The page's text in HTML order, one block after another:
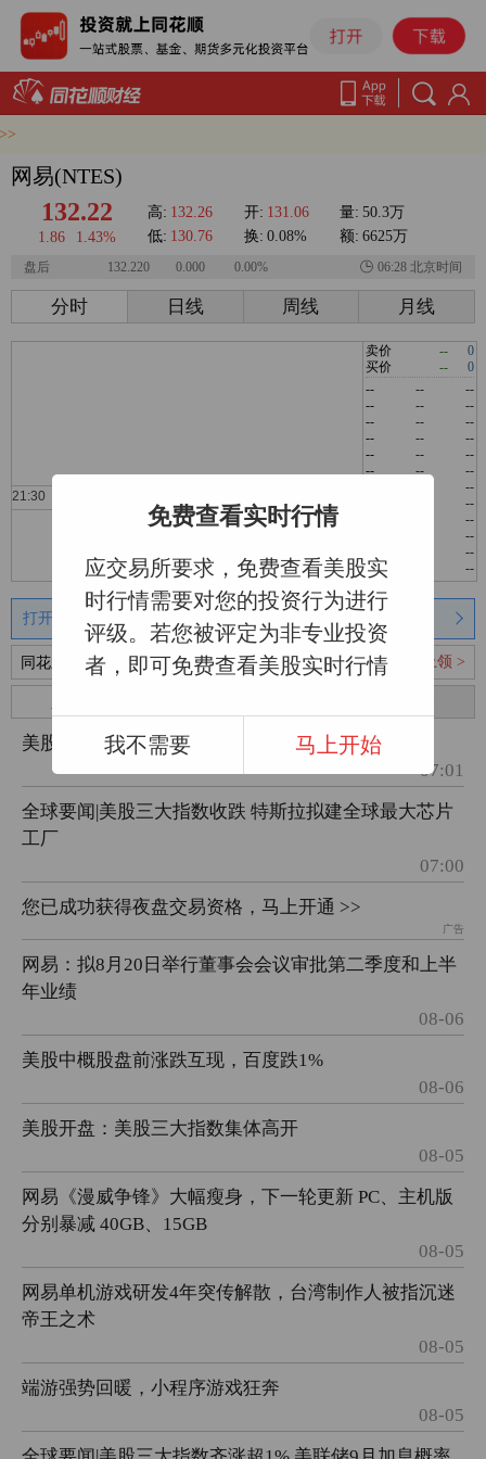
网易(NTES)
132.22
1.86 1.43%
高: 132.26 开: 131.06 量: 50.3万
低: 130.76 换: 0.08% 额: 6625万
盘后 132.220 0.000 0.00% 06:28 北京时间
分时 日线 周线 月线
卖价 --
0
买价
--
0
--
--
--
--
--
--
--
--
--
--
--
--
--
--
--
--
--
--
--
--
--
--
--
--
--
打开同花顺 和专业的股民一起炒股
同花顺通知：您已获得黄金T+0！ 马上领 >
美股三大指数集体收跌 存储芯片多数大跌
07:01
全球要闻|美股三大指数收跌 特斯拉拟建全球最大芯片
工厂
07:00
您已成功获得夜盘交易资格，马上开通 >>
广告
网易：拟8月20日举行董事会会议审批第二季度和上半
年业绩
08-06
美股中概股盘前涨跌互现，百度跌1%
08-06
美股开盘：美股三大指数集体高开
08-05
网易《漫威争锋》大幅瘦身，下一轮更新 PC、主机版
分别暴减 40GB、15GB
08-05
网易单机游戏研发4年突传解散，台湾制作人被指沉迷
帝王之术
08-05
端游强势回暖，小程序游戏狂奔
08-05
免费查看实时行情
应交易所要求，免费查看美股实
时行情需要对您的投资行为进行
评级。若您被评定为非专业投资
者，即可免费查看美股实时行情
我不需要 马上开始